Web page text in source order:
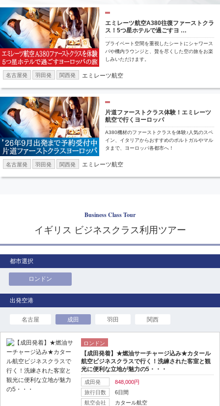
エミレーツ航空A380往復ファーストクラ
ス！5つ星ホテルで過ごすヨ …
プライベート空間を重視したシートにシャワース
パや機内ラウンジと、贅を尽くした空の旅をお楽
しみいただけます。
名古屋発 羽田発 関西発 エミレーツ航空
片道ファーストクラス体験！エミレーツ
航空で行くヨーロッパ
A380機材のファーストクラスを体験♪人気のスペ
イン、イタリアからおすすめのポルトガルやマル
タまで、ヨーロッパ各都市へ！
名古屋発 羽田発 関西発 エミレーツ航空
Business Class Tour
イギリス ビジネスクラス利用ツアー
都市選択
ロンドン
名古屋 成田 羽田 関西
ロンドン
【成田発着】★燃油サーチャージ込み★カタール
航空ビジネスクラスで行く！洗練された客室と観
光に便利な立地が魅力の5・・・
成田発
848,000円
旅行日数
6日間
航空会社
カタール航空